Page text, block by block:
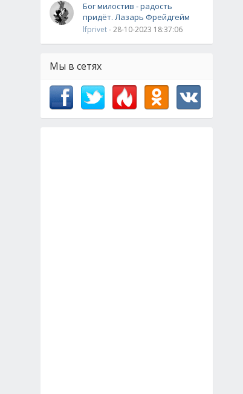
Бог милостив - радость
придёт. Лазарь Фрейдгейм
lfprivet- 28-10-2023 18:37:06
Мы в сетях